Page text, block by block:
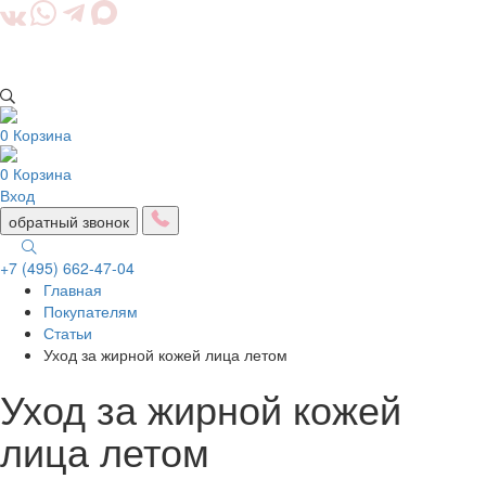
0 Корзина
0 Корзина
Вход
обратный звонок
+7 (495) 662-47-04
Главная
Покупателям
Статьи
Уход за жирной кожей лица летом
Уход за жирной кожей
лица летом